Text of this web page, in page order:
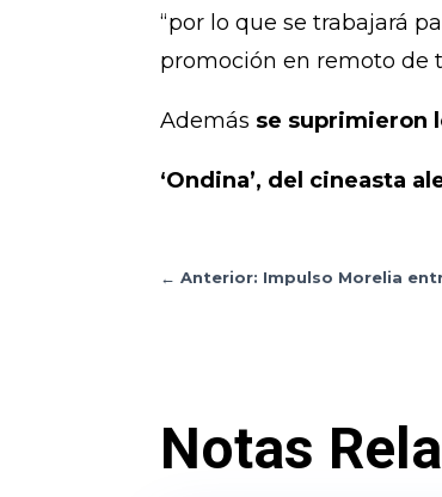
“por lo que se trabajará
promoción en remoto de
Además se suprimieron
‘Ondina’, del cineasta
←Anterior: Impulso Morelia
Notas